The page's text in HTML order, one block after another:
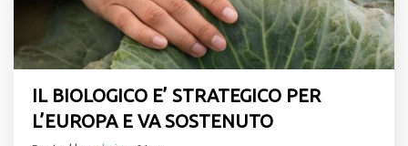
IL BIOLOGICO E’ STRATEGICO PER
L’EUROPA E VA SOSTENUTO